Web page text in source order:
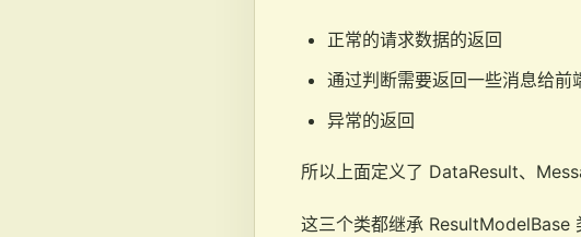
正常的请求数据的返回
通过判断需要返回一些消息给前
异常的返回
所以上面定义了 DataResult、
这三个类都继承